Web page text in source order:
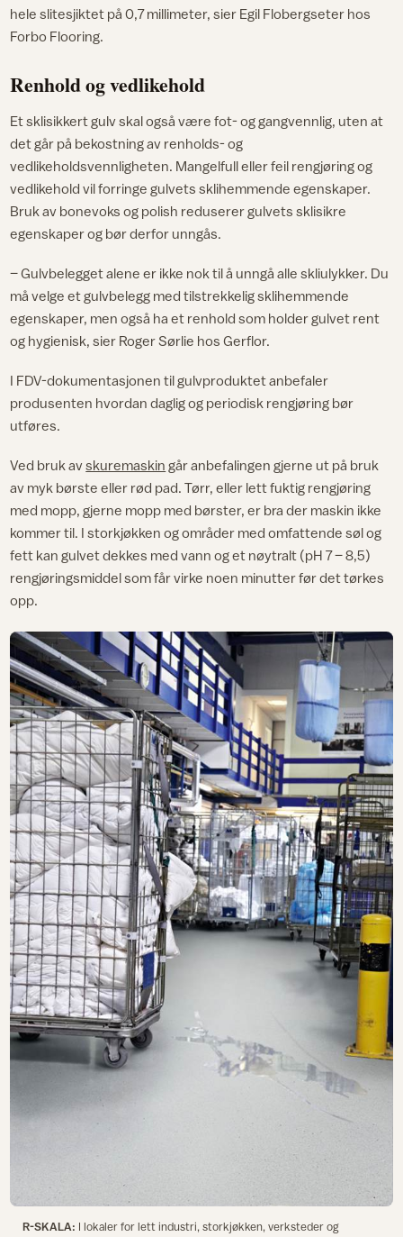
hele slitesjiktet på 0,7 millimeter, sier Egil Flobergseter hos
Forbo Flooring.
Renhold og vedlikehold
Et sklisikkert gulv skal også være fot- og gangvennlig, uten at
det går på bekostning av renholds- og
vedlikeholdsvennligheten. Mangelfull eller feil rengjøring og
vedlikehold vil forringe gulvets sklihemmende egenskaper.
Bruk av bonevoks og polish reduserer gulvets sklisikre
egenskaper og bør derfor unngås.
– Gulvbelegget alene er ikke nok til å unngå alle skliulykker. Du
må velge et gulvbelegg med tilstrekkelig sklihemmende
egenskaper, men også ha et renhold som holder gulvet rent
og hygienisk, sier Roger Sørlie hos Gerflor.
I FDV-dokumentasjonen til gulvproduktet anbefaler
produsenten hvordan daglig og periodisk rengjøring bør
utføres.
Ved bruk avskuremaskin går anbefalingen gjerne ut på bruk
av myk børste eller rød pad. Tørr, eller lett fuktig rengjøring
med mopp, gjerne mopp med børster, er bra der maskin ikke
kommer til. I storkjøkken og områder med omfattende søl og
fett kan gulvet dekkes med vann og et nøytralt (pH 7 – 8,5)
rengjøringsmiddel som får virke noen minutter før det tørkes
opp.
R-SKALA: I lokaler for lett industri, storkjøkken, verksteder og